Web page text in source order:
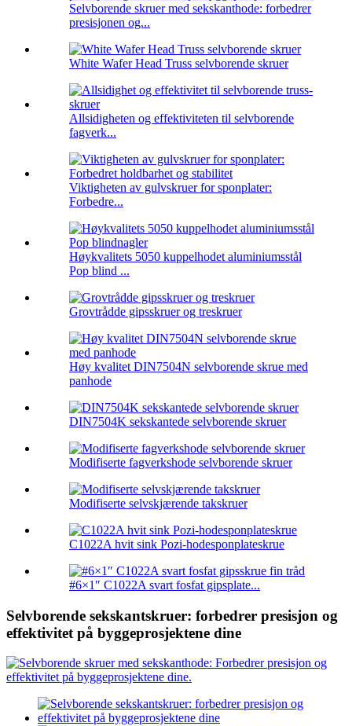
Selvborende skruer med sekskanthode: forbedrer
presisjonen og...
White Wafer Head Truss selvborende skruer
Allsidigheten og effektiviteten til selvborende
fagverk...
Viktigheten av gulvskruer for sponplater:
Forbedre...
Høykvalitets 5050 kuppelhodet aluminiumsstål
Pop blind ...
Grovtrådde gipsskruer og treskruer
Høy kvalitet DIN7504N selvborende skrue med
panhode
DIN7504K sekskantede selvborende skruer
Modifiserte fagverkshode selvborende skruer
Modifiserte selvskjærende takskruer
C1022A hvit sink Pozi-hodesponplateskrue
#6×1″ C1022A svart fosfat gipsplate...
Selvborende sekskantskruer: forbedrer presisjon og
effektivitet på byggeprosjektene dine